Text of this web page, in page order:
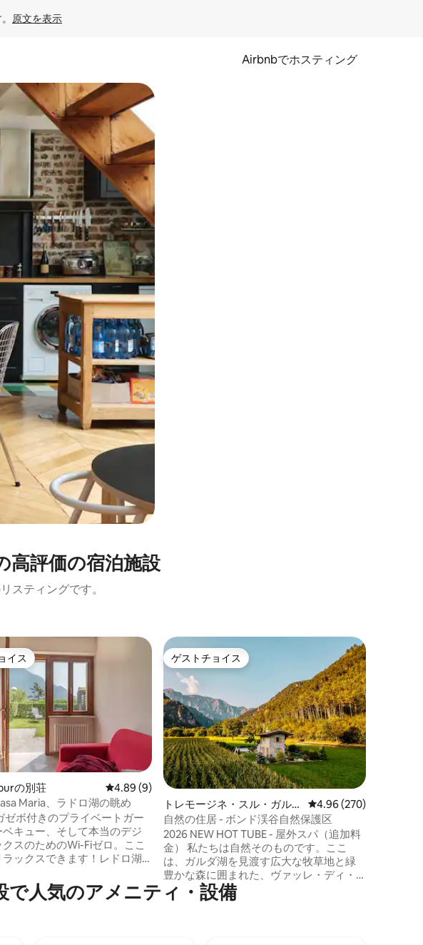
原文を表示
Airbnbでホスティング
結果を確認することができます。
高⁠評⁠価⁠の宿⁠泊⁠施⁠設
スティングです。
つ星の平均評価
イス
イス
の別荘 レビュー9件、5つ星中4.89つ星の平均評価
4.89 (9)
Maria、ラドロ湖の眺め
ゼボ付きのプライベートガー
キュー、そして本当のデジ
クスのためのWi-Fiゼロ。ここ
ックスできます！レドロ湖
や最大5名様のグループに最
の寝室、広々としたリビング
ゲストチョイス
ゲストチョイス
トレモージネ・スル・ガルダ
のマンション・アパート
レビュー270件、5つ星
4.96 (270)
自然の住居 - ボンド渓谷自然保護区
2026 NEW HOT TUBE - 屋外スパ（追加料
金） 私たちは自然そのものです。ここ
は、ガルダ湖を見渡す広大な牧草地と緑
豊かな森に囲まれた、ヴァッレ・ディ・
ボンド自然保護区です。人混みから離
れ、海抜600m、ビーチの近く（わずか
で人⁠気⁠のア⁠メ⁠ニ⁠テ⁠ィ・設⁠備